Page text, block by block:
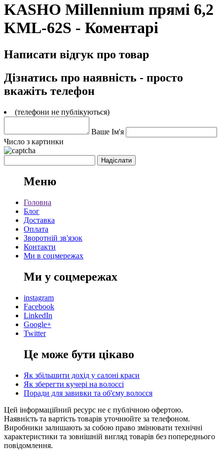
KASHO Millennium прямі 6,2
KML-62S - Коментарі
Написати відгук про товар
Дізнатись про наявність - просто
вкажіть телефон
(телефони не публікуються)
Ваше Ім'я
Число з картинки
Меню
Головна
Блог
Доставка
Оплата
Зворотній зв'язок
Контакти
Ми в соцмережах
Ми у соцмережах
instagram
Facebook
LinkedIn
Google+
Twitter
Це може бути цікаво
Як збільшити дохід у салоні краси
Як зберегти кучері на волоссі
Поради для завивки та об'єму волосся
Цей інформаційний ресурс не є публічною офертою.
Наявність та вартість товарів уточнюйте за телефоном.
Виробники залишають за собою право змінювати технічні
характеристики та зовнішній вигляд товарів без попереднього
повідомлення.